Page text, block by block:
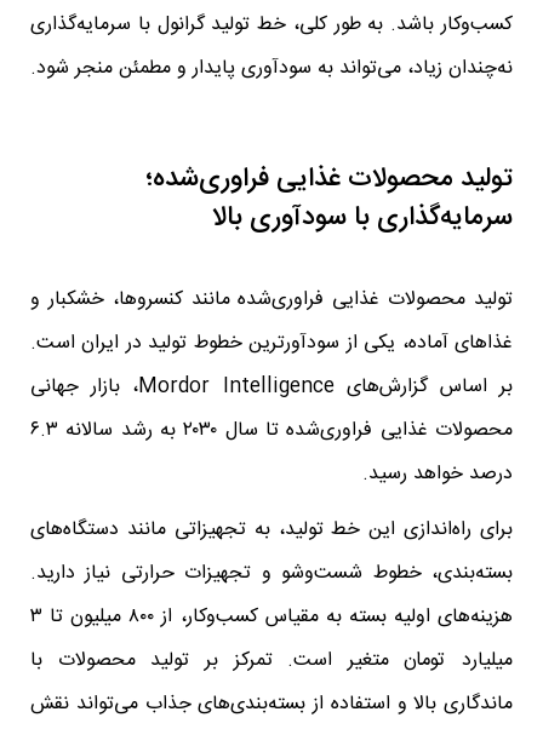
کسب‌وکار باشد. به طور کلی، خط تولید گرانول با سرمایه‌گذاری
نه‌چندان زیاد، می‌تواند به سودآوری پایدار و مطمئن منجر شود.
تولید محصولات غذایی فراوری‌شده؛
سرمایه‌گذاری با سودآوری بالا
تولید محصولات غذایی فراوری‌شده مانند کنسروها، خشکبار و
غذاهای آماده، یکی از سودآورترین خطوط تولید در ایران است.
بر اساس گزارش‌های Mordor Intelligence، بازار جهانی
محصولات غذایی فراوری‌شده تا سال ۲۰۳۰ به رشد سالانه ۶.۳
درصد خواهد رسید.
برای راه‌اندازی این خط تولید، به تجهیزاتی مانند دستگاه‌های
بسته‌بندی، خطوط شست‌وشو و تجهیزات حرارتی نیاز دارید.
هزینه‌های اولیه بسته به مقیاس کسب‌وکار، از ۸۰۰ میلیون تا ۳
میلیارد تومان متغیر است. تمرکز بر تولید محصولات با
ماندگاری بالا و استفاده از بسته‌بندی‌های جذاب می‌تواند نقش